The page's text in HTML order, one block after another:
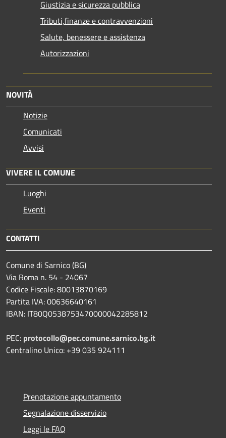
Giustizia e sicurezza pubblica
Tributi,finanze e contravvenzioni
Salute, benessere e assistenza
Autorizzazioni
NOVITÀ
Notizie
Comunicati
Avvisi
VIVERE IL COMUNE
Luoghi
Eventi
CONTATTI
Comune di Sarnico (BG)
Via Roma n. 54 - 24067
Codice Fiscale: 80013870169
Partita IVA: 00636640161
IBAN: IT80Q0538753470000042285812
PEC: protocollo@pec.comune.sarnico.bg.it
Centralino Unico: +39 035 924111
Prenotazione appuntamento
Segnalazione disservizio
Leggi le FAQ